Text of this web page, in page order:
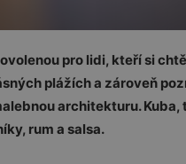
pro lidi, kteří si
plážích a zároveň
architekturu. Kuba,
rum a salsa.